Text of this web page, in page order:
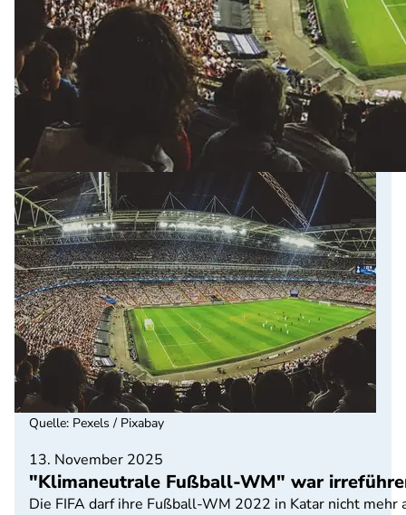
13. November 2025
"Klimaneutrale Fußball-WM" war
Die FIFA darf ihre Fußball-WM 2022 in Katar nicht
Quelle: Pexels / Pixabay